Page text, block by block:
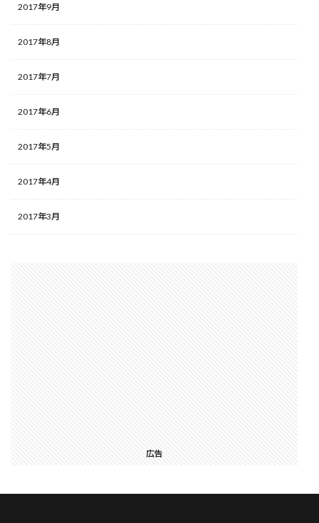
2017年9月
2017年8月
2017年7月
2017年6月
2017年5月
2017年4月
2017年3月
広告